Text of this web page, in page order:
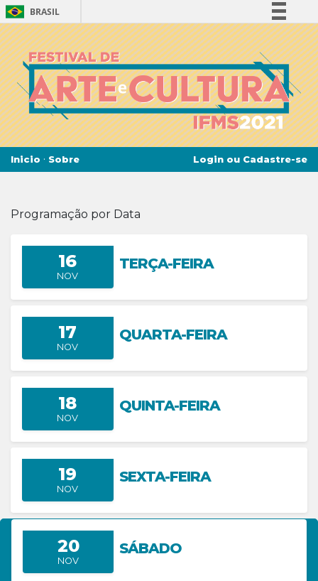
BRASIL
Simplifique!
Comunica BR
Participe
Acesso à informação
Legislação
Canais
Inicio · Sobre Login ou Cadastre-se
Programação por Data
16
NOV
TERÇA-FEIRA
17
NOV
QUARTA-FEIRA
18
NOV
QUINTA-FEIRA
19
NOV
SEXTA-FEIRA
20
NOV
SÁBADO